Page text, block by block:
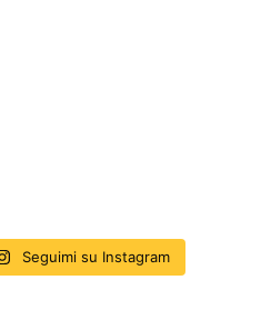
Seguimi su Instagram